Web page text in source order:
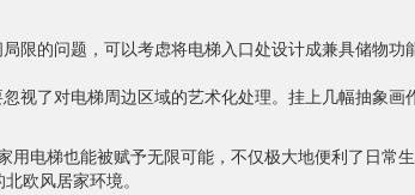
限的问题，可以考虑将电梯入口处设计成兼具储物
视了对电梯周边区域的艺术化处理。挂上几幅抽象
用电梯也能被赋予无限可能，不仅极大地便利了日常
欧风居家环境。